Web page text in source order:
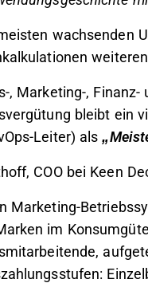
wachsenden
, Marketing-,
bleibt ein
Leiter) als
COO bei Keen
Marketing-
im